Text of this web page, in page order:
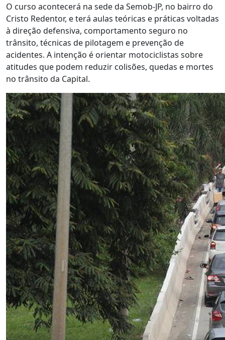
O curso acontecerá na sede da Semob-JP, no bairro do
Cristo Redentor, e terá aulas teóricas e práticas voltadas
à direção defensiva, comportamento seguro no
trânsito, técnicas de pilotagem e prevenção de
acidentes. A intenção é orientar motociclistas sobre
atitudes que podem reduzir colisões, quedas e mortes
no trânsito da Capital.